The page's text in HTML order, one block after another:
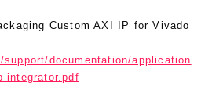
Custom AXI IP for Vivado
documentation/application
integrator.pdf